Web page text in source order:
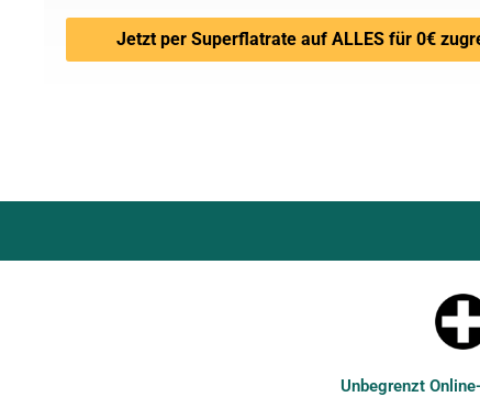
Jetzt per Superflatrate auf ALLES für 0€
Unbegrenzt